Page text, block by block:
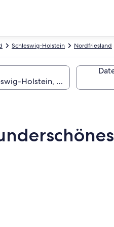
Nordfriesland
Schleswig-Holstein